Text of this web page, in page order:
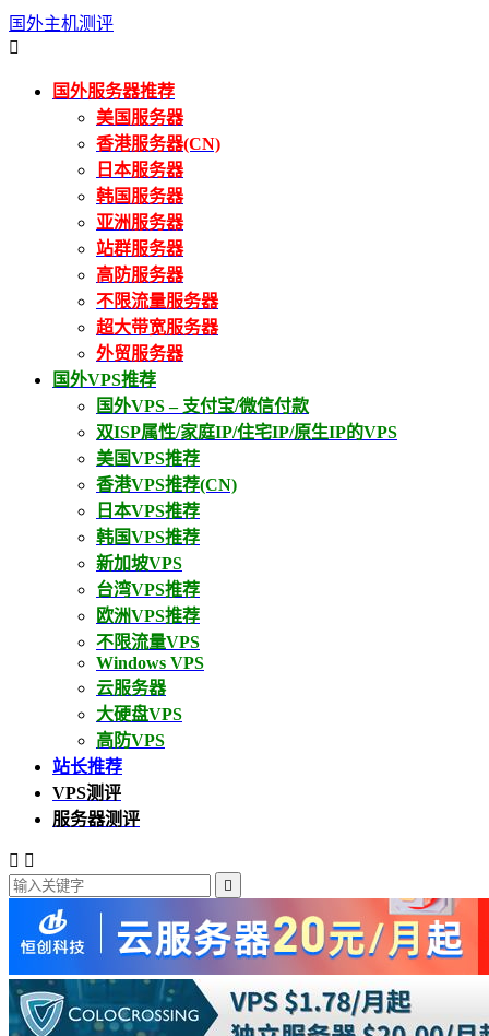
国外主机测评

国外服务器推荐
美国服务器
香港服务器(CN)
日本服务器
韩国服务器
亚洲服务器
站群服务器
高防服务器
不限流量服务器
超大带宽服务器
外贸服务器
国外VPS推荐
国外VPS – 支付宝/微信付款
双ISP属性/家庭IP/住宅IP/原生IP的VPS
美国VPS推荐
香港VPS推荐(CN)
日本VPS推荐
韩国VPS推荐
新加坡VPS
台湾VPS推荐
欧洲VPS推荐
不限流量VPS
Windows VPS
云服务器
大硬盘VPS
高防VPS
站长推荐
VPS测评
服务器测评
 
